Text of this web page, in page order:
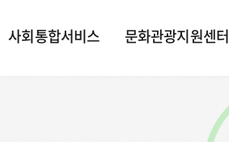
사회통합서비스 문화관광지원센터